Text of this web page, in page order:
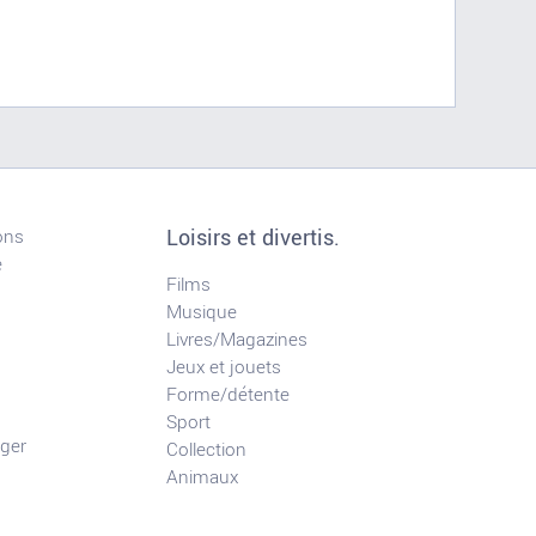
Loisirs et divertis.
Films
Musique
Livres/Magazines
Jeux et jouets
Forme/détente
Sport
Collection
Animaux